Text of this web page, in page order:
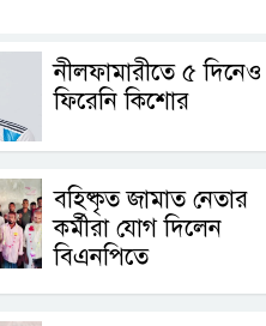
নীলফামারীতে ৫ দিনেও
ফিরেনি কিশোর
বহিষ্কৃত জামাত নেতার
কর্মীরা যোগ দিলেন
বিএনপিতে